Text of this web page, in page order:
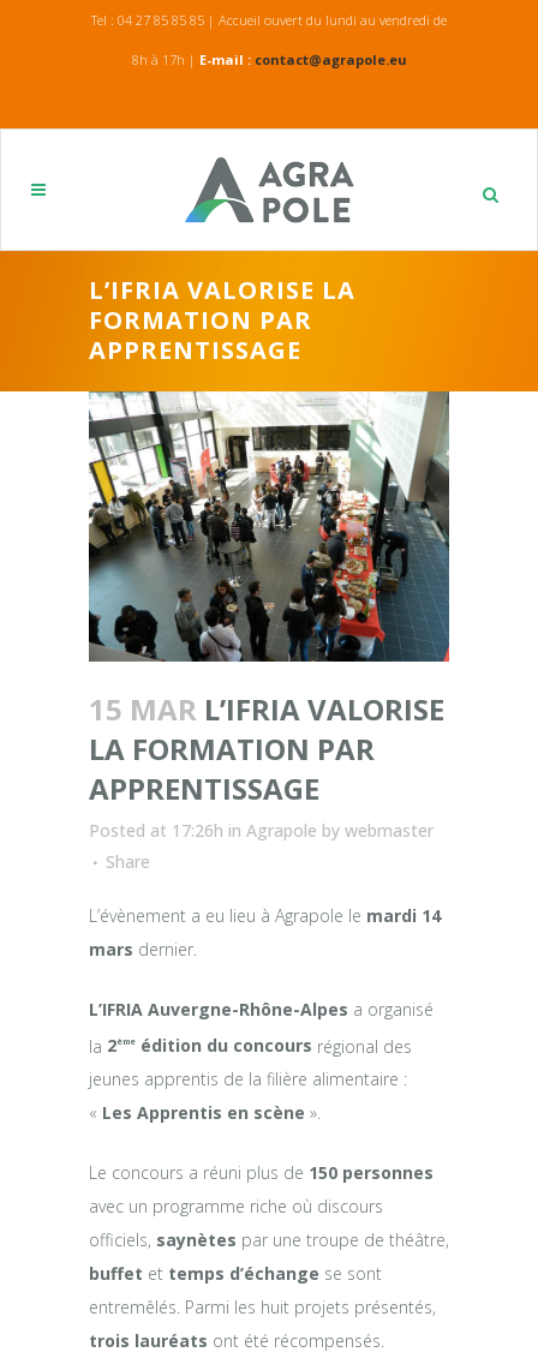
Tel : 04 27 85 85 85 | Accueil ouvert du lundi au vendredi de
8h à 17h | E-mail : contact@agrapole.eu
L’IFRIA VALORISE LA
FORMATION PAR
APPRENTISSAGE
15 MAR L’IFRIA VALORISE
LA FORMATION PAR
APPRENTISSAGE
Posted at 17:26h in Agrapole by webmaster
Share
L’évènement a eu lieu à Agrapole le mardi 14
mars dernier.
L’IFRIA Auvergne-Rhône-Alpes a organisé
la 2ème édition du concours régional des
jeunes apprentis de la filière alimentaire :
« Les Apprentis en scène ».
Le concours a réuni plus de 150 personnes
avec un programme riche où discours
officiels, saynètes par une troupe de théâtre,
buffet et temps d’échange se sont
entremêlés. Parmi les huit projets présentés,
trois lauréats ont été récompensés.